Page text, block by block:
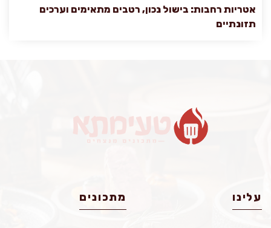
אטריות רחבות: בישול נכון, רטבים מתאימים וערכים
תזונתיים
עלינו מתכונים